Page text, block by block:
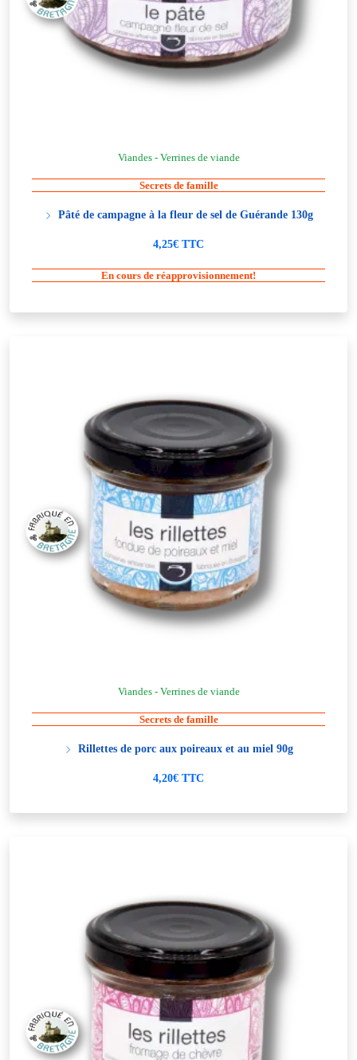
Viandes - Verrines de viande
Secrets de famille
Pâté de campagne à la fleur de sel de Guérande 130g
4,25€ TTC
En cours de réapprovisionnement!
Viandes - Verrines de viande
Secrets de famille
Rillettes de porc aux poireaux et au miel 90g
4,20€ TTC